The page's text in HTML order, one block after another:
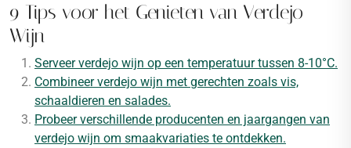
9 Tips voor het Genieten van Verdejo
Wijn
Serveer verdejo wijn op een temperatuur tussen 8-10°C.
Combineer verdejo wijn met gerechten zoals vis,
schaaldieren en salades.
Probeer verschillende producenten en jaargangen van
verdejo wijn om smaakvariaties te ontdekken.